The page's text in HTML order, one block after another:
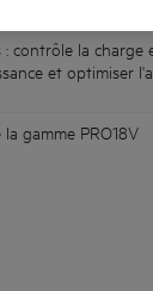
contrôle la charge
et optimiser
gamme PRO18V